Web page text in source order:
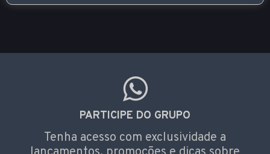
PARTICIPE DO GRUPO
Tenha acesso com exclusividade a